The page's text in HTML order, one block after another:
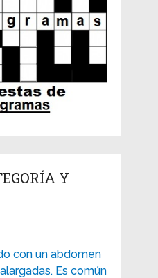
Y
con un abdomen
Es común